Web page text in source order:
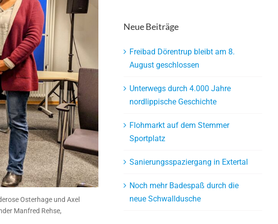
Osterhage und Axel
Manfred Rehse,
Neue Beiträge
Freibad Dörentrup bleibt am 8.
August geschlossen
Unterwegs durch 4.000 Jahre
nordlippische Geschichte
Flohmarkt auf dem Stemmer
Sportplatz
Sanierungsspaziergang in Extertal
Noch mehr Badespaß durch die
neue Schwalldusche